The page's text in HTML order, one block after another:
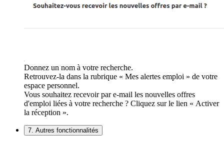
Donnez un nom à votre recherche.
Retrouvez-la dans la rubrique « Mes alertes emploi » de votre
espace personnel.
Vous souhaitez recevoir par e-mail les nouvelles offres
d'emploi liées à votre recherche ? Cliquez sur le lien « Activer
la réception ».
7. Autres fonctionnalités